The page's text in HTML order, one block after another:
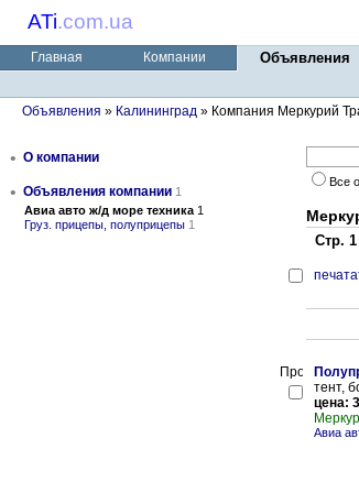
ATi.com.ua
Главная Компании Объявления
Объявления » Калининград » Компания Меркурий
• О компании
• Объявления компании 1
Авиа авто ж/д море техника 1
Груз. прицепы, полуприцепы 1
Все
Стр. 1
тент,
цена:
Авиа